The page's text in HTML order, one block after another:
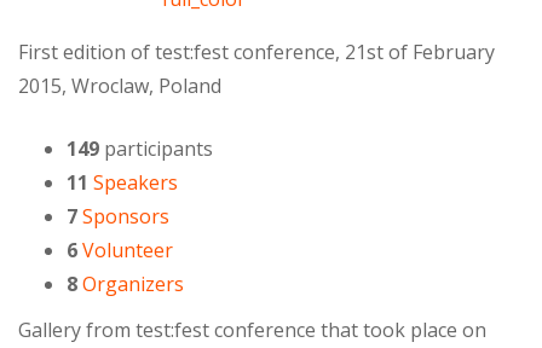
First edition of test:fest conference, 21st of February
2015, Wroclaw, Poland
149 participants
11 Speakers
7Sponsors
6Volunteer
8Organizers
Gallery from test:fest conference that took place on